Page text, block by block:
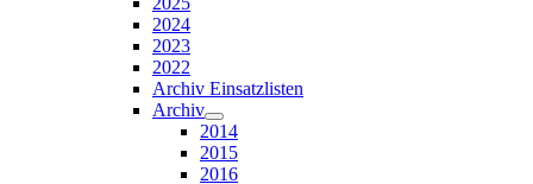
2024
2023
2022
Archiv Einsatzlisten
Archiv
2014
2015
2016